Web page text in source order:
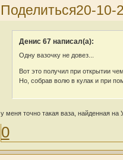
Поделиться20-10-
Денис 67 написал(а):
Одну вазочку не довез...
Вот это получил при открытии
Но, собрав волю в кулак и при
у меня точно такая ваза, найденная на
0